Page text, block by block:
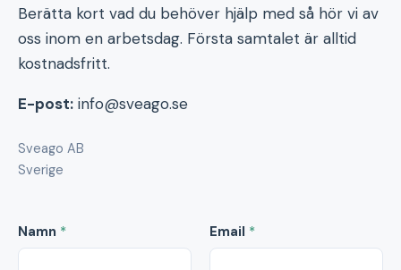
Berätta kort vad du behöver hjälp med så hör vi av
oss inom en arbetsdag. Första samtalet är alltid
kostnadsfritt.
E-post: info@sveago.se
Sveago AB
Sverige
Namn * Email *